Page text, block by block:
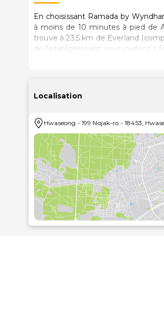
En choisissant Ramada by
à moins de 10 minutes à pied de
trouve à 23,5 km de Everland
de l'établissement vous invitent à
gratuit au réseau Internet Wi-Fi
offerts par l'établissement
dans cet hôtel, vous trouverez sur place 3 restaurants et un café. Un
de 06 h 30 à 10 h 00 et le week-
proposés incluent un centre
une réception ouverte 24 heures
sortes d'événements. En
l'aéroport (selon horaires) et un
l'établissement..Les distances
Arboretum Mulhyanggi - 5,4 km
Musée Hyejung de l'université
Complexe numérique de Samsung
Localisation
Hwaseong - 199 Nojak-ro -18453,